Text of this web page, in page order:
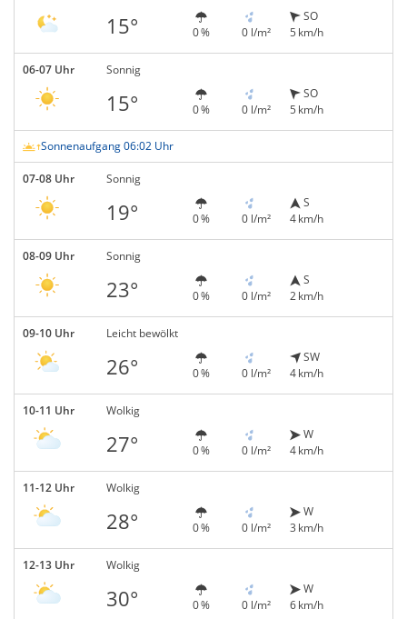
15° 0 % 0 l/m²
SO
5 km/h
06-07 Uhr Sonnig
15° 0 % 0 l/m²
SO
5 km/h
Sonnenaufgang 06:02 Uhr
07-08 Uhr Sonnig
19° 0 % 0 l/m²
S
4 km/h
08-09 Uhr Sonnig
23° 0 % 0 l/m²
S
2 km/h
09-10 Uhr Leicht bewölkt
26° 0 % 0 l/m²
SW
4 km/h
10-11 Uhr Wolkig
27° 0 % 0 l/m²
W
4 km/h
11-12 Uhr Wolkig
28° 0 % 0 l/m²
W
3 km/h
12-13 Uhr Wolkig
30° 0 % 0 l/m²
W
6 km/h